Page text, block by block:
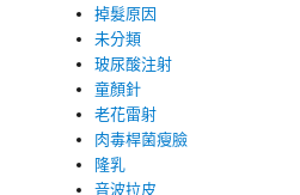
掉髮原因
未分類
玻尿酸注射
童顏針
老花雷射
肉毒桿菌瘦臉
隆乳
音波拉皮